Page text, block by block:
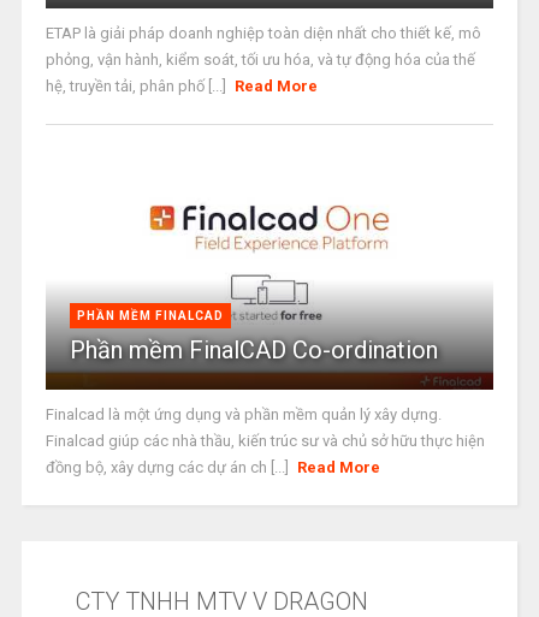
ETAP là giải pháp doanh nghiệp toàn diện nhất cho thiết kế, mô
phỏng, vận hành, kiểm soát, tối ưu hóa, và tự động hóa của thế
hệ, truyền tải, phân phố [...]
Read More
PHẦN MỀM FINALCAD
Phần mềm FinalCAD Co-ordination
Finalcad là một ứng dụng và phần mềm quản lý xây dựng.
Finalcad giúp các nhà thầu, kiến trúc sư và chủ sở hữu thực hiện
đồng bộ, xây dựng các dự án ch [...]
Read More
CTY TNHH MTV V DRAGON